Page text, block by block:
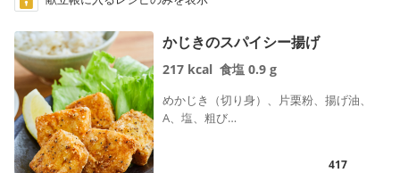
塩分が気になる 食物繊維をとりたい
便秘
風邪
かじきのスパイシー揚げ
217 kcal 食塩 0.9 g
めかじき（切り身）、片栗粉、揚げ油、
A、塩、粗び…
417